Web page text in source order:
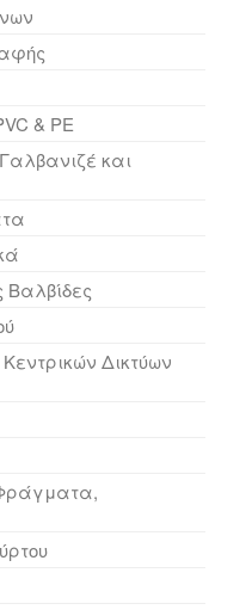
& PE
και
Βαλβίδες
Δικτύων